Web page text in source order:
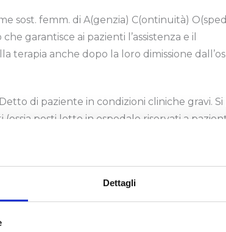
Dettagli
sost. femm. di A(genzia) C(ontinuità)
garantisce ai pazienti l’assistenza e il
terapia anche dopo la loro dimissione
di paziente in condizioni cliniche gravi. Si
posti letto in ospedale riservati a
di massima gravità di una malattia.